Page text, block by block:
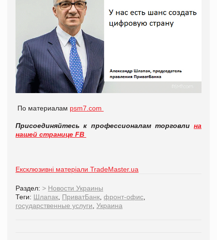
По материалам psm7.com
Присоединяйтесь к профессионалам торговли на
нашей странице FB
Ексклюзивні матеріали TradeMaster.ua
Раздел: > Новости Украины
Теги: Шлапак ПриватБанк фронт-офис
государственные услуги Украина